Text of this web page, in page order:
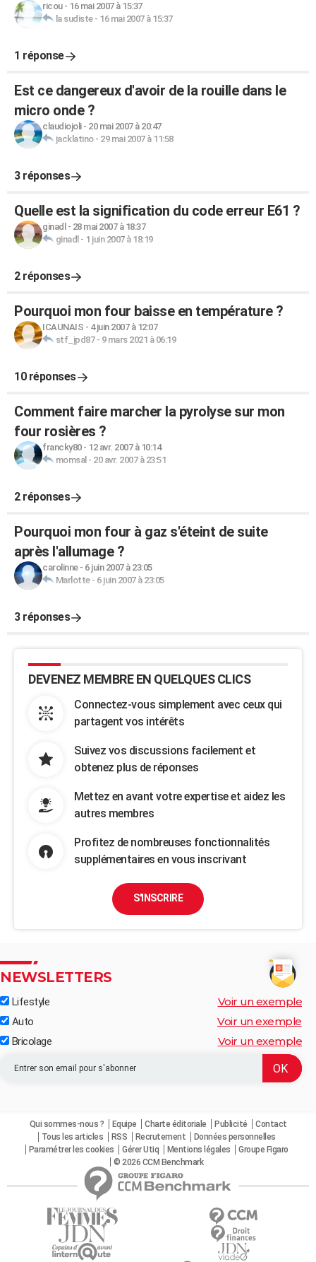
ricou- 16 mai 2007 à 15:37
la sudiste- 16 mai 2007 à 15:37
1 réponse
Est ce dangereux d'avoir de la rouille dans le
micro onde ?
claudiojoli- 20 mai 2007 à 20:47
jacklatino- 29 mai 2007 à 11:58
3 réponses
Quelle est la signification du code erreur E61 ?
ginadl - 28 mai 2007 à 18:37
ginadl - 1 juin 2007 à 18:19
2 réponses
Pourquoi mon four baisse en température ?
ICAUNAIS - 4 juin 2007 à 12:07
stf_jpd87- 9 mars 2021 à 06:19
10 réponses
Comment faire marcher la pyrolyse sur mon
four rosières ?
francky80- 12 avr. 2007 à 10:14
momsal - 20 avr. 2007 à 23:51
2 réponses
Pourquoi mon four à gaz s'éteint de suite
après l'allumage ?
carolinne- 6 juin 2007 à 23:05
Marlotte- 6 juin 2007 à 23:05
3 réponses
DEVENEZ MEMBRE EN QUELQUES CLICS
Connectez-vous simplement avec ceux qui
partagent vos intérêts
Suivez vos discussions facilement et
obtenez plus de réponses
Mettez en avant votre expertise et aidez les
autres membres
Profitez de nombreuses fonctionnalités
supplémentaires en vous inscrivant
S'INSCRIRE
NEWSLETTERS
Lifestyle Voir un exemple
Auto Voir un exemple
Bricolage Voir un exemple
Qui sommes-nous ? Equipe Charte éditoriale Publicité
Contact
Tous les articles
RSS Recrutement
Données personnelles
Paramétrer les cookies
Gérer Utiq Mentions légales
Groupe Figaro
© 2026 CCM Benchmark